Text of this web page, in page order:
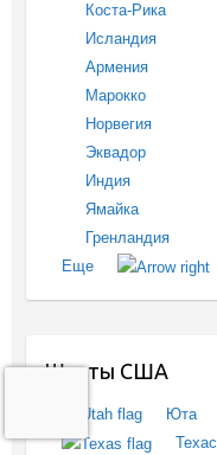
Коста-Рика
Исландия
Армения
Марокко
Норвегия
Эквадор
Индия
Ямайка
Гренландия
Еще
Штаты США
Юта
Техас